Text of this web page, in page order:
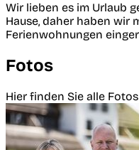
Wir lieben es im Urlaub
Hause, daher haben wir
Ferienwohnungen
Fotos
Hier finden Sie alle